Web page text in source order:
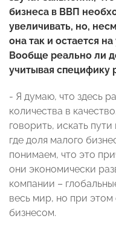
бизнеса в ВВП
увеличивать, но,
она так и остается
Вообще реально ли
учитывая специфику
- Я думаю, что здесь
количества в
говорить, искать
где доля малого
понимаем, что это
они экономически
компании –
весь мир, но при
бизнесом.